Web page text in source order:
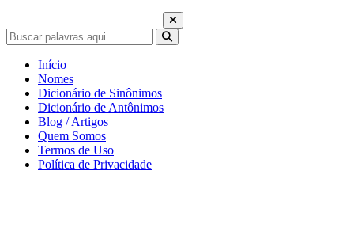
Início
Nomes
Dicionário de Sinônimos
Dicionário de Antônimos
Blog / Artigos
Quem Somos
Termos de Uso
Política de Privacidade